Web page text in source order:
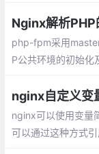
出了两个server的
php-fpm采用
P公共环境的初始化
这也是php-fpm性
nginx自定义变
nginx可以使用变量
可以通过这种方式